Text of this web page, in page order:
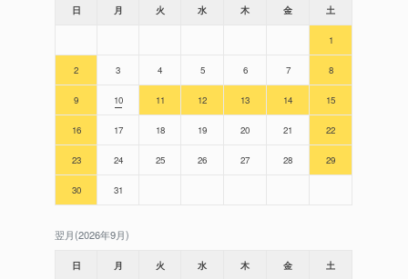
日 月 火 水 木 金 土
1
2 3 4 5 6 7 8
9 10 11 12 13 14 15
16 17 18 19 20 21 22
23 24 25 26 27 28 29
30 31
翌月(2026年9月)
日 月 火 水 木 金 土